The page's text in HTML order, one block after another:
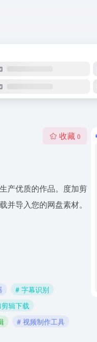
收藏 0
产优质的作品。度加剪
导入您的网盘素材。
# 字幕识别
辑下载
# 视频制作工具